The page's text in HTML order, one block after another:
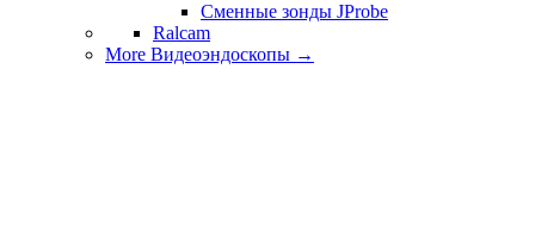
Сменные зонды JProbe
Ralcam
More Видеоэндоскопы →